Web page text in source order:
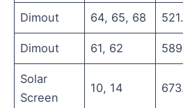
Dimout 64, 65, 68
Dimout 61, 62
Solar
Screen
10, 14